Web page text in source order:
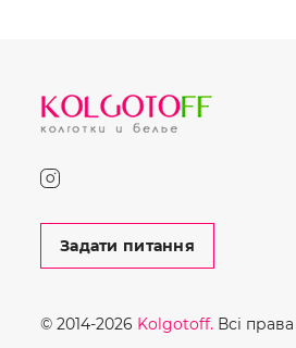
Задати питання
© 2014-2026 Kolgotoff. Всі